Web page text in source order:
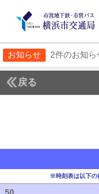
お知らせ 2件のお知
戻る
※時刻表は以下の